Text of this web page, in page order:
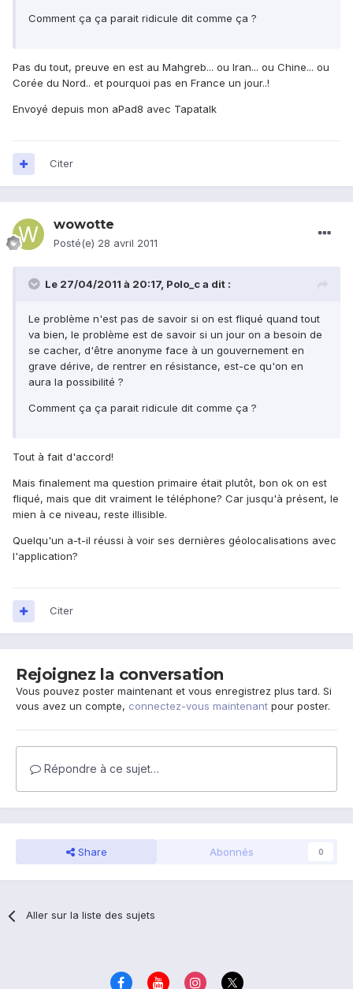
Comment ça ça parait ridicule dit comme ça ?
Pas du tout, preuve en est au Mahgreb... ou Iran... ou Chine... ou
Corée du Nord.. et pourquoi pas en France un jour..!
Envoyé depuis mon aPad8 avec Tapatalk
Citer
wowotte
Posté(e) 28 avril 2011
Le 27/04/2011 à 20:17, Polo_c a dit :
Le problème n'est pas de savoir si on est fliqué quand tout
va bien, le problème est de savoir si un jour on a besoin de
se cacher, d'être anonyme face à un gouvernement en
grave dérive, de rentrer en résistance, est-ce qu'on en
aura la possibilité ?
Comment ça ça parait ridicule dit comme ça ?
Tout à fait d'accord!
Mais finalement ma question primaire était plutôt, bon ok on est
fliqué, mais que dit vraiment le téléphone? Car jusqu'à présent, le
mien à ce niveau, reste illisible.
Quelqu'un a-t-il réussi à voir ses dernières géolocalisations avec
l'application?
Citer
Rejoignez la conversation
Vous pouvez poster maintenant et vous enregistrez plus tard. Si
vous avez un compte, connectez-vous maintenant pour poster.
Répondre à ce sujet…
Share Abonnés 0
Aller sur la liste des sujets